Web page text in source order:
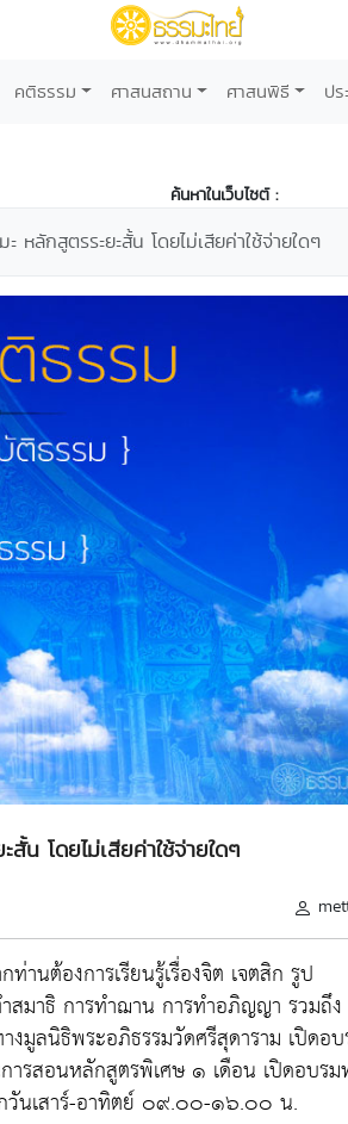
คติธรรม ศาสนสถาน ศาสนพิธี ป
ค้นหาในเว็บไซต์ :
หลักสูตรระยะสั้น โดยไม่เสียค่าใช้จ่ายใดๆ
น โดยไม่เสียค่าใช้จ่ายใดๆ
านต้องการเรียนรู้เรื่องจิต เจตสิก รูป
สมาธิ การทำฌาน การทำอภิญญา รวมถึง
มูลนิธิพระอภิธรรมวัดศรีสุดาราม เปิดอ
ารสอนหลักสูตรพิเศษ ๑ เดือน เปิดอบร
วันเสาร์-อาทิตย์ ๐๙.๐๐-๑๖.๐๐ น.